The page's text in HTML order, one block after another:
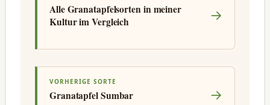
Alle Granatapfelsorten in meiner
Kultur im Vergleich
→
VORHERIGE SORTE
Granatapfel Sumbar →